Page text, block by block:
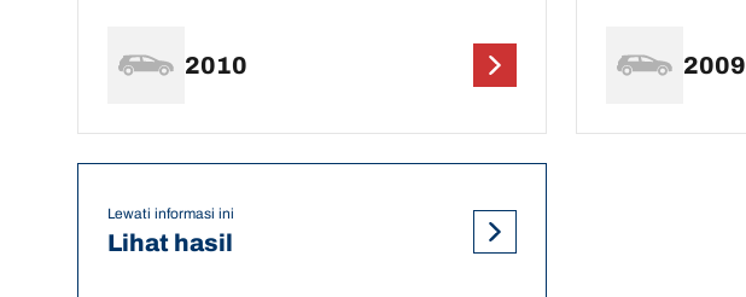
2010 2009
Lewati informasi ini
Lihat hasil